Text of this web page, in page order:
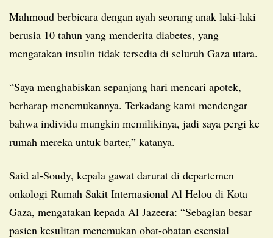
Mahmoud berbicara dengan ayah seorang anak laki-laki
berusia 10 tahun yang menderita diabetes, yang
mengatakan insulin tidak tersedia di seluruh Gaza utara.
“Saya menghabiskan sepanjang hari mencari apotek,
berharap menemukannya. Terkadang kami mendengar
bahwa individu mungkin memilikinya, jadi saya pergi ke
rumah mereka untuk barter,” katanya.
Said al-Soudy, kepala gawat darurat di departemen
onkologi Rumah Sakit Internasional Al Helou di Kota
Gaza, mengatakan kepada Al Jazeera: “Sebagian besar
pasien kesulitan menemukan obat-obatan esensial